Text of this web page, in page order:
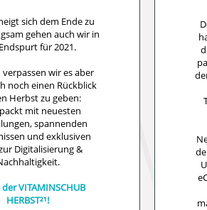
sich dem Ende zu
gehen auch wir in
für 2021.
wir es aber
noch einen Rückblick
Herbst zu geben:
mit neuesten
spannenden
und exklusiven
Digitalisierung &
VITAMINSCHUB
HERBST²¹!